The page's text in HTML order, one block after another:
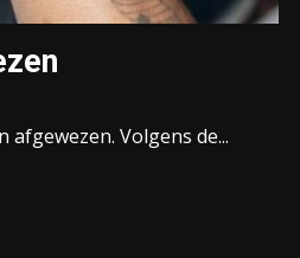
Volgens de...